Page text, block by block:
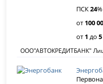
ПСК24
от 100
от 1 до5
ООО"АВТОКРЕДИТБАНК"